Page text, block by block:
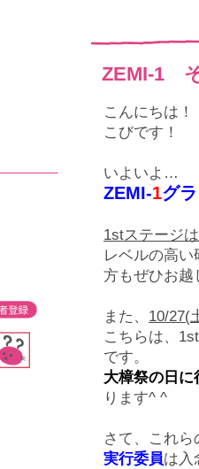
ZEMI-1
こんにちは！
こびです！
いよいよ…
ZEMI-1グ
1stステージ
レベルの高
方もぜひお越
また、 10/27(
こちらは、
です。
大樟祭の日に
ります^ ^
さて、これ
実行委員は入